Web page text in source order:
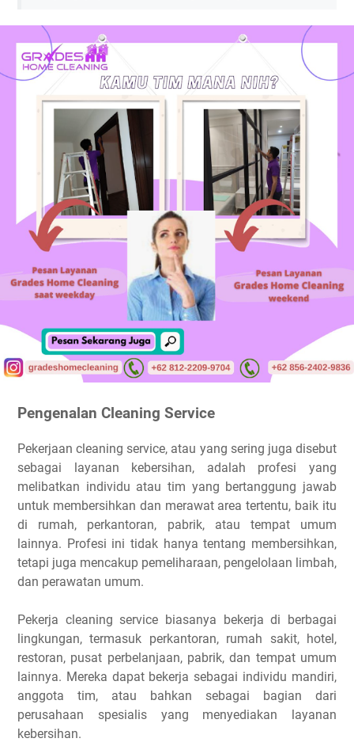
Pengenalan Cleaning Service
Pekerjaan cleaning service, atau yang sering juga disebut
sebagai layanan kebersihan, adalah profesi yang
melibatkan individu atau tim yang bertanggung jawab
untuk membersihkan dan merawat area tertentu, baik itu
di rumah, perkantoran, pabrik, atau tempat umum
lainnya. Profesi ini tidak hanya tentang membersihkan,
tetapi juga mencakup pemeliharaan, pengelolaan limbah,
dan perawatan umum.
Pekerja cleaning service biasanya bekerja di berbagai
lingkungan, termasuk perkantoran, rumah sakit, hotel,
restoran, pusat perbelanjaan, pabrik, dan tempat umum
lainnya. Mereka dapat bekerja sebagai individu mandiri,
anggota tim, atau bahkan sebagai bagian dari
perusahaan spesialis yang menyediakan layanan
kebersihan.